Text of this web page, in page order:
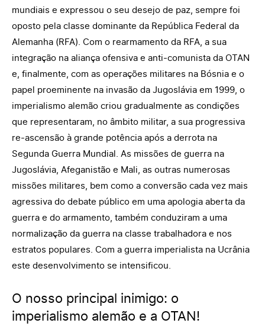
mundiais e expressou o seu desejo de paz, sempre foi
oposto pela classe dominante da República Federal da
Alemanha (RFA). Com o rearmamento da RFA, a sua
integração na aliança ofensiva e anti-comunista da OTAN
e, finalmente, com as operações militares na Bósnia e o
papel proeminente na invasão da Jugoslávia em 1999, o
imperialismo alemão criou gradualmente as condições
que representaram, no âmbito militar, a sua progressiva
re-ascensão à grande potência após a derrota na
Segunda Guerra Mundial. As missões de guerra na
Jugoslávia, Afeganistão e Mali, as outras numerosas
missões militares, bem como a conversão cada vez mais
agressiva do debate público em uma apologia aberta da
guerra e do armamento, também conduziram a uma
normalização da guerra na classe trabalhadora e nos
estratos populares. Com a guerra imperialista na Ucrânia
este desenvolvimento se intensificou.
O nosso principal inimigo: o
imperialismo alemão e a OTAN!